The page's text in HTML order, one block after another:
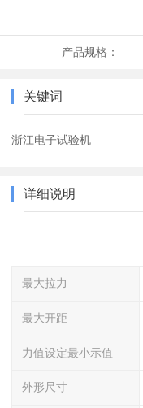
产品规格：
关键词
浙江电子试验机
详细说明
最大拉力
最大开距
力值设定最小示值
外形尺寸